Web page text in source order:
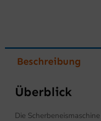
Beschreibung
Überblick
Die